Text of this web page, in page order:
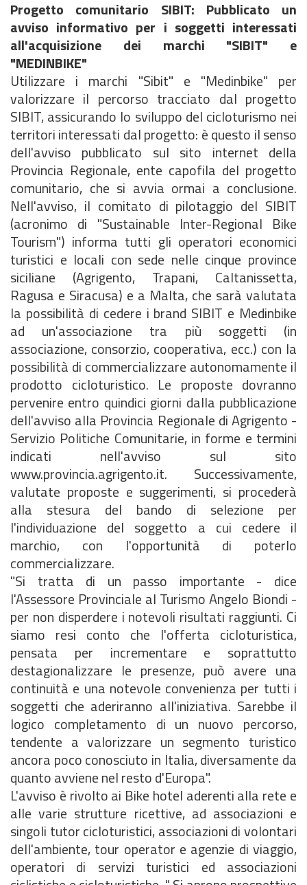
Progetto comunitario SIBIT: Pubblicato un
avviso informativo per i soggetti interessati
all'acquisizione dei marchi "SIBIT" e
"MEDINBIKE"
Utilizzare i marchi "Sibit" e "Medinbike" per
valorizzare il percorso tracciato dal progetto
SIBIT, assicurando lo sviluppo del cicloturismo nei
territori interessati dal progetto: è questo il senso
dell'avviso pubblicato sul sito internet della
Provincia Regionale, ente capofila del progetto
comunitario, che si avvia ormai a conclusione.
Nell'avviso, il comitato di pilotaggio del SIBIT
(acronimo di "Sustainable Inter-Regional Bike
Tourism") informa tutti gli operatori economici
turistici e locali con sede nelle cinque province
siciliane (Agrigento, Trapani, Caltanissetta,
Ragusa e Siracusa) e a Malta, che sarà valutata
la possibilità di cedere i brand SIBIT e Medinbike
ad un'associazione tra più soggetti (in
associazione, consorzio, cooperativa, ecc.) con la
possibilità di commercializzare autonomamente il
prodotto cicloturistico. Le proposte dovranno
pervenire entro quindici giorni dalla pubblicazione
dell'avviso alla Provincia Regionale di Agrigento -
Servizio Politiche Comunitarie, in forme e termini
indicati nell'avviso sul sito
www.provincia.agrigento.it. Successivamente,
valutate proposte e suggerimenti, si procederà
alla stesura del bando di selezione per
l'individuazione del soggetto a cui cedere il
marchio, con l'opportunità di poterlo
commercializzare.
"Si tratta di un passo importante - dice
l'Assessore Provinciale al Turismo Angelo Biondi -
per non disperdere i notevoli risultati raggiunti. Ci
siamo resi conto che l'offerta cicloturistica,
pensata per incrementare e soprattutto
destagionalizzare le presenze, può avere una
continuità e una notevole convenienza per tutti i
soggetti che aderiranno all'iniziativa. Sarebbe il
logico completamento di un nuovo percorso,
tendente a valorizzare un segmento turistico
ancora poco conosciuto in Italia, diversamente da
quanto avviene nel resto d'Europa".
L'avviso è rivolto ai Bike hotel aderenti alla rete e
alle varie strutture ricettive, ad associazioni e
singoli tutor cicloturistici, associazioni di volontari
dell'ambiente, tour operator e agenzie di viaggio,
operatori di servizi turistici ed associazioni